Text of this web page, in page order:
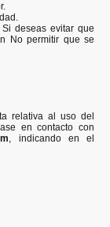
deseas evitar que
No permitir que se
relativa al uso del
en contacto con
, indicando en el